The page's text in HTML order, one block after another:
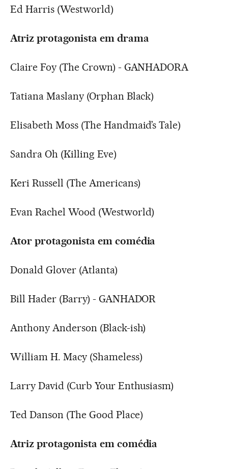
Ed Harris (Westworld)
Atriz protagonista em drama
Claire Foy (The Crown) - GANHADORA
Tatiana Maslany (Orphan Black)
Elisabeth Moss (The Handmaid’s Tale)
Sandra Oh (Killing Eve)
Keri Russell (The Americans)
Evan Rachel Wood (Westworld)
Ator protagonista em comédia
Donald Glover (Atlanta)
Bill Hader (Barry) - GANHADOR
Anthony Anderson (Black-ish)
William H. Macy (Shameless)
Larry David (Curb Your Enthusiasm)
Ted Danson (The Good Place)
Atriz protagonista em comédia